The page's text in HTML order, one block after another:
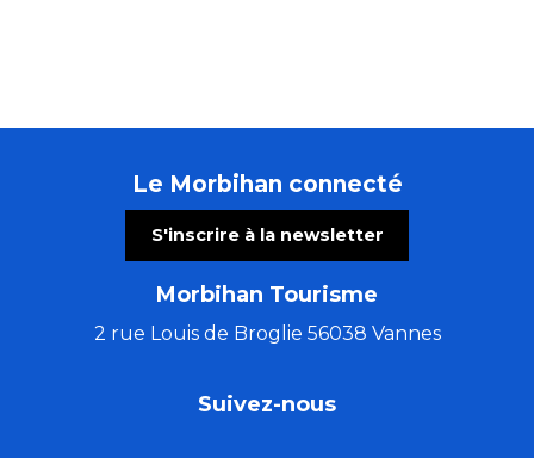
Le Morbihan connecté
S'inscrire à la newsletter
Morbihan Tourisme
2 rue Louis de Broglie 56038 Vannes
Suivez-nous